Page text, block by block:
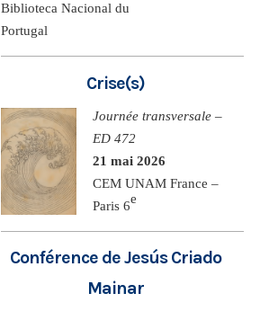
Biblioteca Nacional du
Portugal
Crise(s)
Journée transversale –
ED 472
21 mai 2026
CEM UNAM France –
Paris 6e
Conférence de Jesús Criado
Mainar